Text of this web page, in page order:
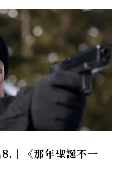
｜《那年聖誕不一